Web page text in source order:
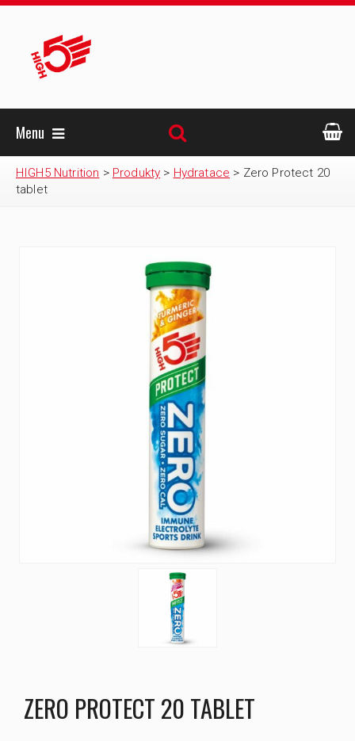
Menu
HIGH5 Nutrition > Produkty > Hydratace > Zero Protect 20
tablet
ZERO PROTECT 20 TABLET